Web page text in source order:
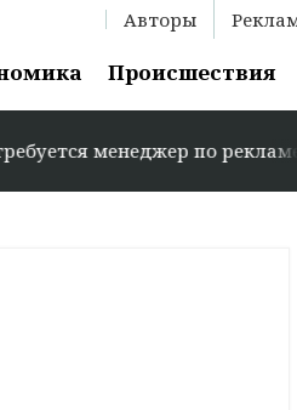
Авторы
Происшествия
по рекламе: +375 29 583-